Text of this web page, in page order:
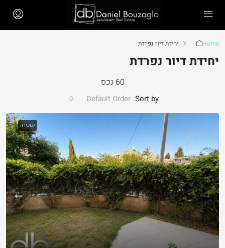
Home יחידת דיור נפרדת
יחידת דיור נפרדת
60 נכס
Sort by:
Default Order
למכירה